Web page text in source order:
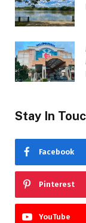
Stay In
Facebook
Pinterest
YouTube